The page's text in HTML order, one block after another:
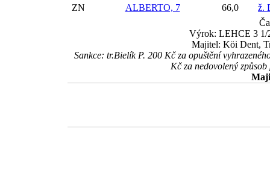
ZN
ALBERTO, 7 66,0
ž.
Výrok: LEHCE 3 1/
Majitel: Köi Dent,
Sankce: tr.Bielík P. 200 Kč za opuštění
Kč za nedovolený